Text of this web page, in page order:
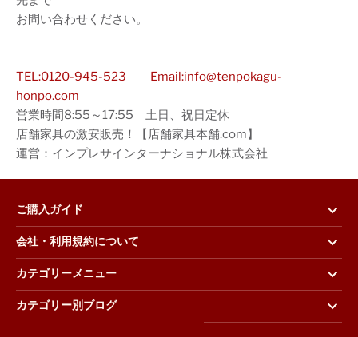
お問い合わせください。
TEL:0120-945-523
Email:info@tenpokagu-
honpo.com
営業時間8:55～17:55 土日、祝日定休
店舗家具の激安販売！【店舗家具本舗.com】
運営：インプレサインターナショナル株式会社
ご購入ガイド
会社・利用規約について
カテゴリーメニュー
カテゴリー別ブログ